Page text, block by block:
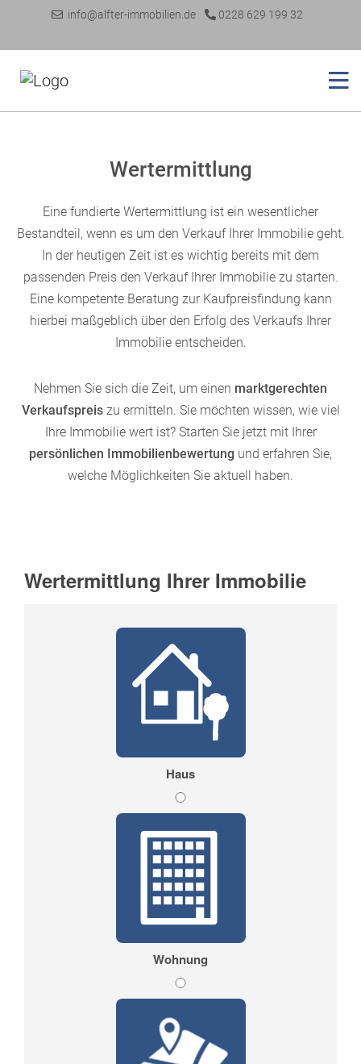
info@alfter-immobilien.de 0228 629 199 32
Wertermittlung
Eine fundierte Wertermittlung ist ein wesentlicher
Bestandteil, wenn es um den Verkauf Ihrer Immobilie geht.
In der heutigen Zeit ist es wichtig bereits mit dem
passenden Preis den Verkauf Ihrer Immobilie zu starten.
Eine kompetente Beratung zur Kaufpreisfindung kann
hierbei maßgeblich über den Erfolg des Verkaufs Ihrer
Immobilie entscheiden.
Nehmen Sie sich die Zeit, um einen marktgerechten
Verkaufspreiszu ermitteln. Sie möchten wissen, wie viel
Ihre Immobilie wert ist? Starten Sie jetzt mit Ihrer
persönlichen Immobilienbewertung und erfahren Sie,
welche Möglichkeiten Sie aktuell haben.